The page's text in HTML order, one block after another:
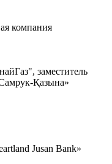
компания
заместитель
Қазына»
Jusan Bank»